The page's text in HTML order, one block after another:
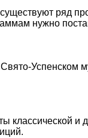
ряд
нужно
Успенском
классической и